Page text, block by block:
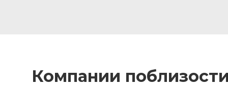
Компании поблизости